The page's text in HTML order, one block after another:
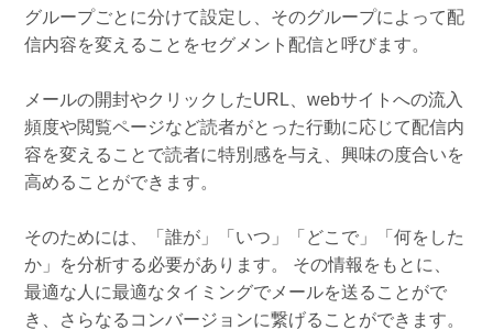
グループごとに分けて設定し、そのグループによって配
信内容を変えることをセグメント配信と呼びます。
メールの開封やクリックしたURL、webサイトへの流入
頻度や閲覧ページなど読者がとった行動に応じて配信内
容を変えることで読者に特別感を与え、興味の度合いを
高めることができます。
そのためには、「誰が」「いつ」「どこで」「何をした
か」を分析する必要があります。 その情報をもとに、
最適な人に最適なタイミングでメールを送ることがで
き、さらなるコンバージョンに繋げることができます。